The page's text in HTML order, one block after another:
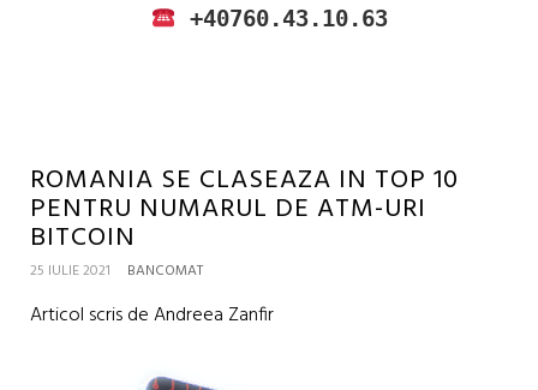
BITCOIN ROMANIA
CUMPARA SI VINDE BITCOIN IN
+40760.43.10.63
ROMANIA SE CLASEAZA IN TOP 10
PENTRU NUMARUL DE ATM-URI
BITCOIN
25 IULIE 2021 BANCOMAT
Articol scris de Andreea Zanfir